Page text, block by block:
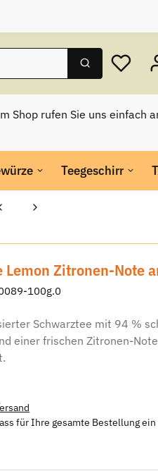
Shop rufen Sie uns einfach
Teegeschirr
Lemon Zitronen-Note
100g.0
Schwarztee mit 94 %
einer frischen Zitronen-
für Ihre gesamte Bestellung